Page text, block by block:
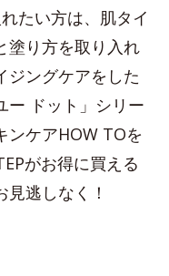
たい方は、肌タイ
塗り方を取り入れ
ジングケアをした
ー ドット」シリー
ンケアHOW TOを
がお得に買える
逃しなく！